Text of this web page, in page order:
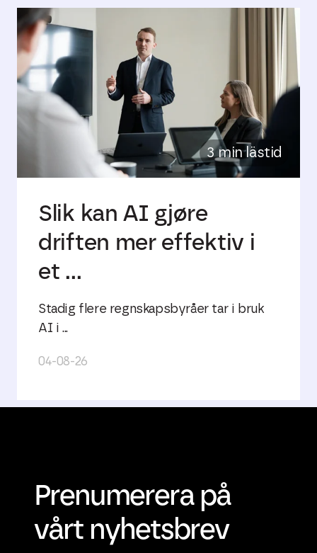
3 min lästid
Slik kan AI gjøre
driften mer effektiv i
et ...
Stadig flere regnskapsbyråer tar i bruk
AI i ...
04-08-26
Prenumerera på
vårt nyhetsbrev